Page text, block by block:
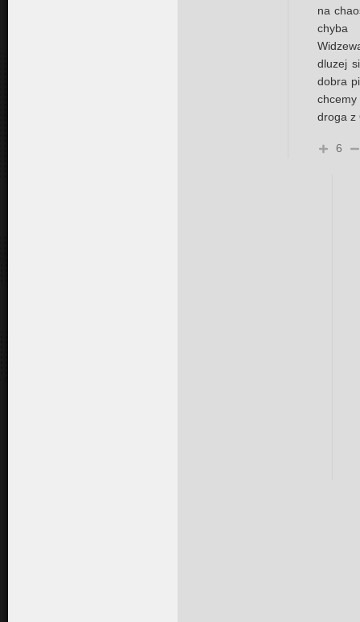
na
chyba
dluzej
dobra
droga z
6